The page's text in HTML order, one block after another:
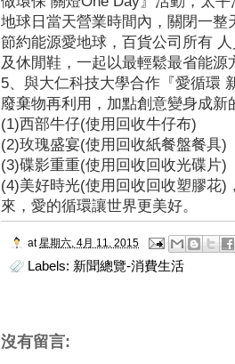
地球日當天營業時間內，關閉一
節約能源愛地球，百貨公司所有
及休閒鞋，一起以最輕鬆最省能源
5、與大仁科技大學合作『愛循環
廢棄物再利用，加點創意變身成新
(1)西部牛仔(使用回收牛仔布)
(2)玫瑰盛宴(使用回收紙餐盤餐具)
(3)碟影重重(使用回收回收光碟片)
(4)美好時光(使用回收回收塑膠花)
來，愛的循環讓世界更美好。
at 星期六, 4月 11, 2015
Labels: 新聞總覽-消費生活
沒有留言: